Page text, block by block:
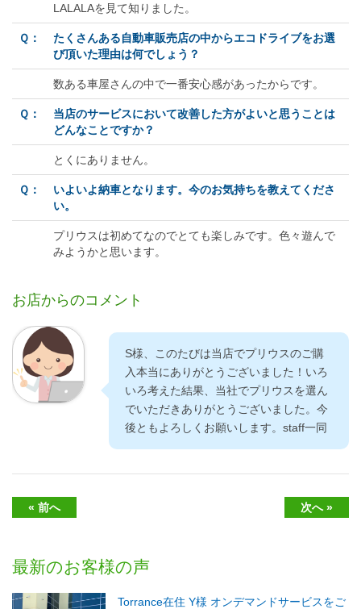
LALALAを見て知りました。
Ｑ：
たくさんある自動車販売店の中からエコドライブをお選
び頂いた理由は何でしょう？
数ある車屋さんの中で一番安心感があったからです。
Ｑ：
当店のサービスにおいて改善した方がよいと思うことは
どんなことですか？
とくにありません。
Ｑ：
いよいよ納車となります。今のお気持ちを教えてくださ
い。
プリウスは初めてなのでとても楽しみです。色々遊んで
みようかと思います。
お店からのコメント
S様、このたびは当店でプリウスのご購
入本当にありがとうございました！いろ
いろ考えた結果、当社でプリウスを選ん
でいただきありがとうございました。今
後ともよろしくお願いします。staff一同
« 前へ 次へ »
最新のお客様の声
Torrance在住 Y様 オンデマンドサービスをご